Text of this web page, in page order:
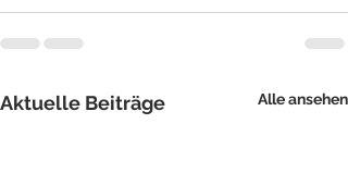
Aktuelle Beiträge Alle ansehen